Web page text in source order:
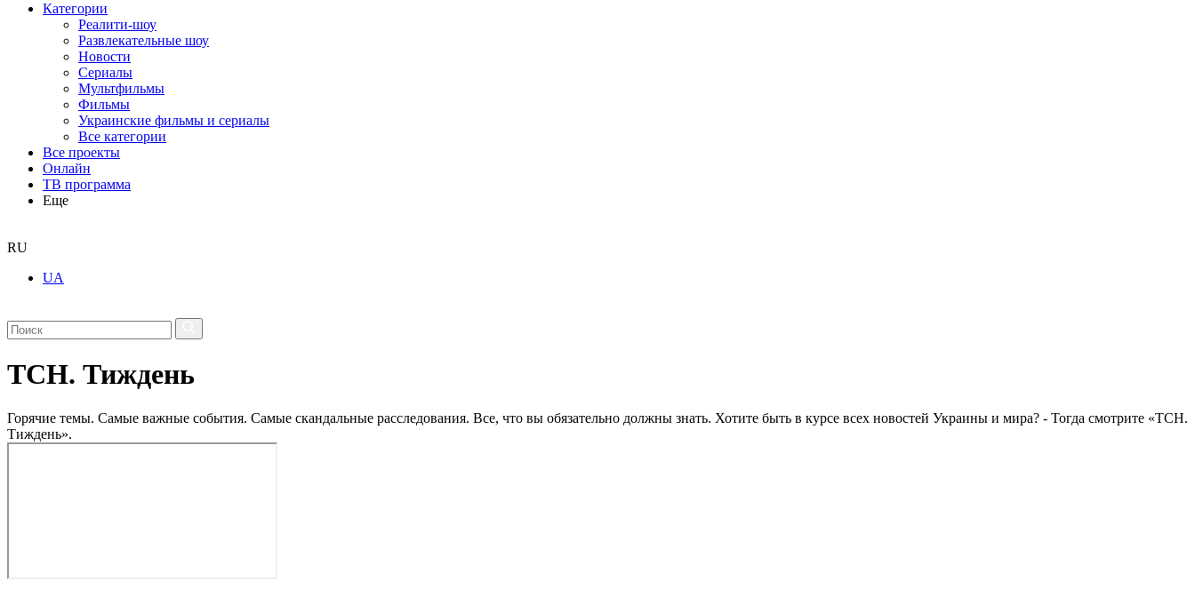
Категории
Реалити-шоу
Развлекательные шоу
Новости
Сериалы
Мультфильмы
Фильмы
Украинские фильмы и сериалы
Все категории
Все проекты
Онлайн
ТВ программа
Еще
RU
UA
ТСН. Тиждень
Горячие темы. Самые важные события. Самые скандальные расследования. Все, что вы обязательно должны знать. Хотите быть в курсе всех новостей Украины и мира? - Тогда смотрите «ТСН.
Тиждень».